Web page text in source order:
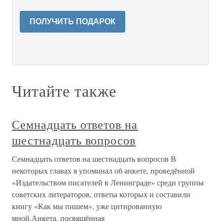
ПОЛУЧИТЬ ПОДАРОК
Читайте также
Семнадцать ответов на
шестнадцать вопросов
Семнадцать ответов на шестнадцать вопросов В
некоторых главах я упоминал об анкете, проведённой
«Издательством писателей в Ленинграде» среди группы
советских литераторов, ответы которых и составили
книгу «Как мы пишем», уже цитированную
мной.Анкета, посвящённая